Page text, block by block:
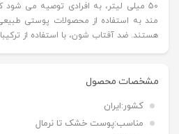
50 میلی لیتر، به افرادی توصیه می
مند به استفاده از محصولات پوستی
هستند. ضد آفتاب شون، با استفاده از
مشخصات محصول
کشور:ایران
مناسب:پوست خشک تا نرمال